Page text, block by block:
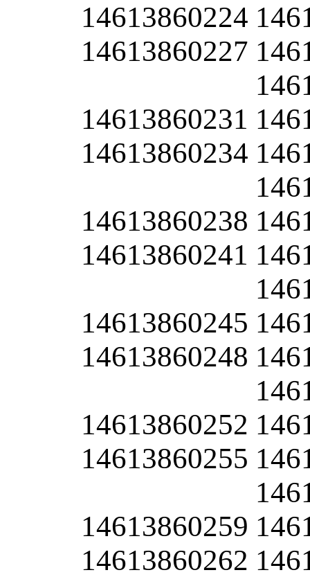
14613860224
14613860227
14613860231
14613860234
14613860238
14613860241
14613860245
14613860248
14613860252
14613860255
14613860259
14613860262